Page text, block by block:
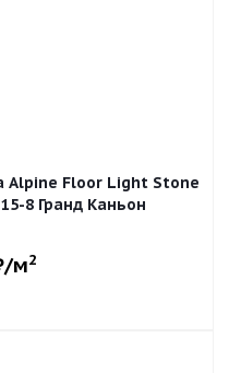
Alpine Floor Light Stone
8 Гранд Каньон
м2